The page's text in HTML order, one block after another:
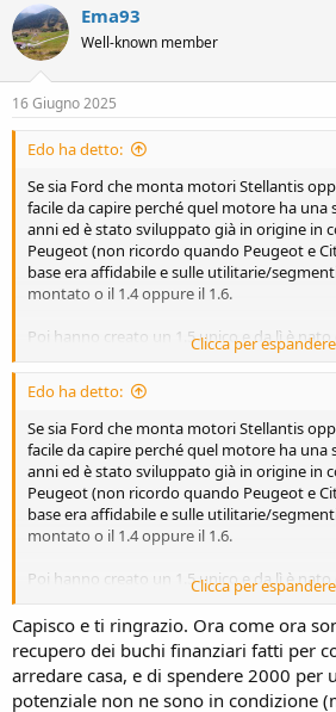
t
i
o
n
:
Ema93
Well-known member
16 Giugno 2025
Edo ha detto:
Se sia Ford che monta motori Stellantis
facile da capire perché quel motore ha una
anni ed è stato sviluppato già in origine in
Peugeot (non ricordo quando Peugeot e
base era affidabile e sulle utilitarie/
montato o il 1.4 oppure il 1.6.
Poi hanno creato un 1.5 unico e da lì è nato
In ogni caso facendo una elementare e
subito stato suggerito questo post di
Visualizza allegato 171139
Visualizza allegato 171138
Nei primi commenti si può leggere questo:
Visualizza allegato 171140
A questo link il kit è indicato anche per la
https://www.pneumaticidiretti.com/it/blog/
distribuzione-15-bluehdi-tdci-kit-8mm.html
Parrebbe inoltre che utilizzare un olio
Clicca per
Edo ha detto:
Se sia Ford che monta motori Stellantis
facile da capire perché quel motore ha una
anni ed è stato sviluppato già in origine in
Peugeot (non ricordo quando Peugeot e
base era affidabile e sulle utilitarie/
montato o il 1.4 oppure il 1.6.
Poi hanno creato un 1.5 unico e da lì è nato
In ogni caso facendo una elementare e
subito stato suggerito questo post di
Visualizza allegato 171139
Clicca per
Capisco e ti ringrazio. Ora come ora
recupero dei buchi finanziari fatti per
arredare casa, e di spendere 2000 per
potenziale non ne sono in condizione